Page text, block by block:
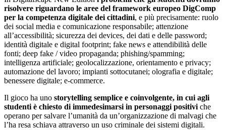
risolvere riguardano le aree del framework europeo DigComp
per la competenza digitale dei cittadini, e più precisamente: ruolo
dei social media e comunicazione responsabile; attenzione
all’accessibilità; sicurezza dei devices, dei dati e delle password;
identità digitale e digital footprint; fake news e attendibilità delle
fonti; deep fake / video propaganda; phishing/spamming;
intelligenza artificiale; geolocalizzazione, orientamento e privacy;
automazione del lavoro; impianti sottocutanei; olografia e digitale;
benessere digitale; e-commerce.
Il gioco ha uno storytelling semplice e coinvolgente, in cui agli
studenti è chiesto di immedesimarsi in personaggi positivi che
operano per salvare l’umanità da un’organizzazione di malvagi che
l’ha resa schiava attraverso un uso criminale dei sistemi digitali.